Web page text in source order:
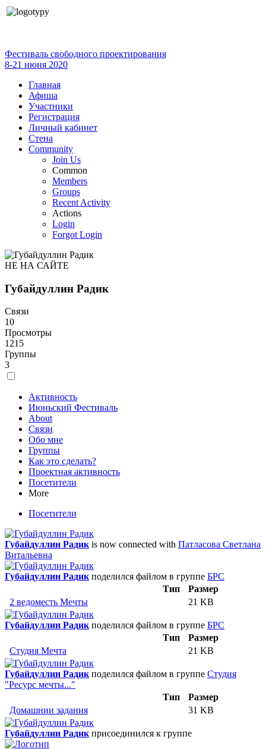
Фестиваль свободного проектирования
8-21 июня 2020
Главная
Афиша
Участники
Регистрация
Личный кабинет
Стена
Community
Join Us
Common
Members
Groups
Recent Activity
Actions
Login
Forgot Login
НЕ НА САЙТЕ
Губайдуллин Радик
Связи
10
Просмотры
1215
Группы
3
Активность
Июньский Фестиваль
About
Связи
Обо мне
Группы
Как это сделать?
Проектная активность
Посетители
More
Посетители
Губайдуллин Радикis now connected with Патласова Светлана
Витальевна
Губайдуллин Радикподелился файлом в группе БРС
Тип
Размер
2 ведоместь Мечты
21 KB
Губайдуллин Радикподелился файлом в группе БРС
Тип
Размер
Студия Мечта
21 KB
Губайдуллин Радикподелился файлом в группе Студия
"Ресурс мечты..."
Тип
Размер
Домашнии задания
31 KB
Губайдуллин Радикприсоединился к группе